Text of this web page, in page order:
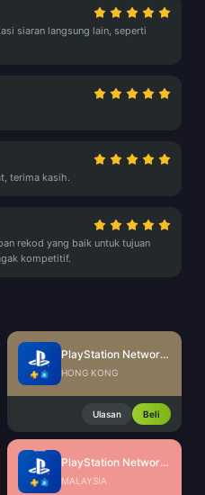
siaran langsung lain, seperti
terima kasih.
rekod yang baik untuk tujuan
kompetitif.
PlayStation Network Card (HK)
HONG KONG
Ulasan Beli
PlayStation Network Card (MY)
MALAYSIA